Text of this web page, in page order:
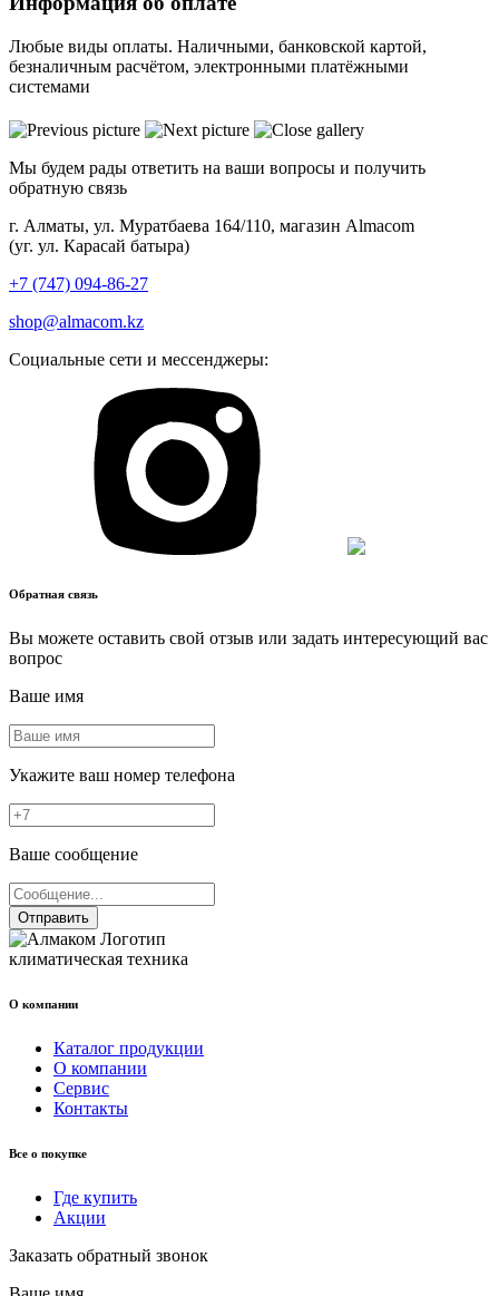
Любые виды оплаты. Наличными, банковской картой,
безналичным расчётом, электронными платёжными
системами
Мы будем рады ответить на ваши вопросы и получить
обратную связь
г. Алматы, ул. Муратбаева 164/110, магазин Almacom
(уг. ул. Карасай батыра)
+7 (747) 094-86-27
shop@almacom.kz
Социальные сети и мессенджеры:
Обратная связь
Вы можете оставить свой отзыв или задать интересующий вас
вопрос
Ваше имя
Укажите ваш номер телефона
Ваше сообщение
Отправить
климатическая техника
О компании
Каталог продукции
О компании
Сервис
Контакты
Все о покупке
Где купить
Акции
Заказать обратный звонок